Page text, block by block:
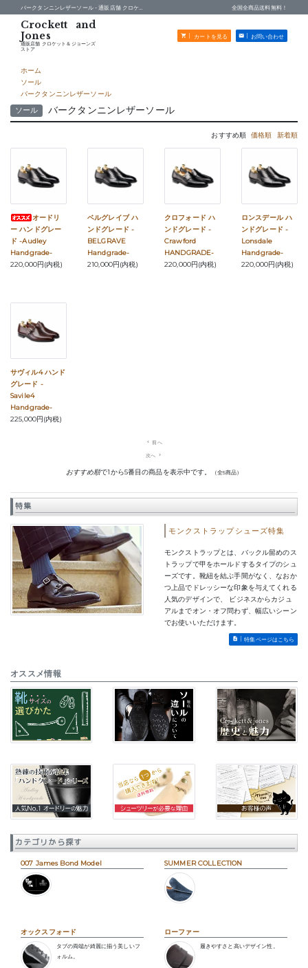
通販店舗 クロケット＆ジョーンズ
ストア
カートを見る お問い合わせ
バークタンニンレザーソール -通販店舗 クロケット＆ジョーンズストア 全国全商品送料無料！
ホーム
ソール
バークタンニンレザーソール
ソール バークタンニンレザーソール
おすすめ順 価格順 新着順
オードリ
ー ハンドグレー
ド -Audley
Handgrade-
220,000円(内税)
ベルグレイブ ハ
ンドグレード -
BELGRAVE
Handgrade-
210,000円(内税)
クロフォード ハ
ンドグレード -
Crawford
HANDGRADE-
220,000円(内税)
ロンスデール ハ
ンドグレード -
Lonsdale
Handgrade-
220,000円(内税)
サヴィル4 ハンド
グレード -
Savile4
Handgrade-
225,000円(内税)
navigate_before 前へ
次へ navigate_next
おすすめ順で1から5番目の商品を表示中です。 （全5商品）
特集
モンクストラップシューズ特集
モンクストラップとは、バックル留めのス
トラップで甲をホールドするタイプのシュ
ーズです。靴紐を結ぶ手間がなく、なおか
つ上品でドレッシーな印象を与えてくれる
人気のデザインで、 ビジネスからカジュ
アルまでオン・オフ問わず、幅広いシーン
でお使いいただけます。
特集ページはこちら
オススメ情報
カテゴリから探す
007 James Bond Model SUMMER COLLECTION
オックスフォード
タブの両端が綺麗に揃う美しいフ
ォルム。
ローファー
履きやすさと高いデザイン性。